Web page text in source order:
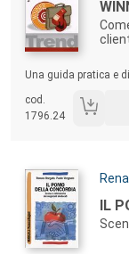
Una guida pratica e
cod.
1796.24
IL